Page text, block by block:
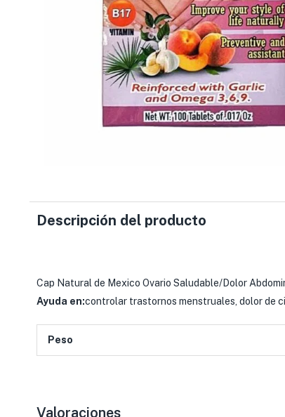
Descripción del producto
Cap Natural de Mexico Ovario Saludable/Dolor
Ayuda en:controlar trastornos menstruales, dolor de
Peso
Valoraciones